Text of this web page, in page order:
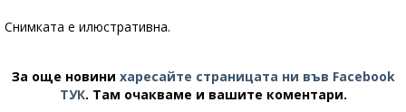
Снимката е илюстративна.
За още новини харесайте страницата ни във Facebook
ТУК. Там очакваме и вашите коментари.